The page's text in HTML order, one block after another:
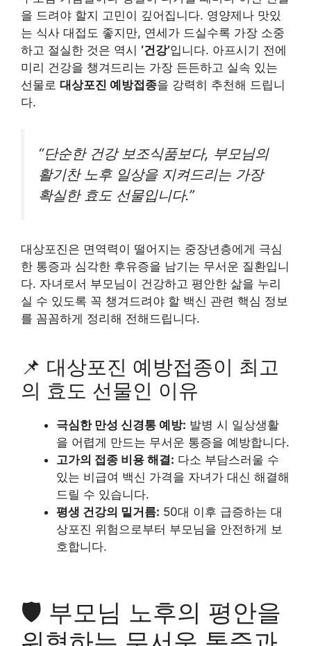
을 드려야 할지 고민이 깊어집니다. 영양제나 맛있
는 식사 대접도 좋지만, 연세가 드실수록 가장 소중
하고 절실한 것은 역시 ‘건강’입니다. 아프시기 전에
미리 건강을 챙겨드리는 가장 든든하고 실속 있는
선물로 대상포진 예방접종을 강력히 추천해 드립니
다.
“단순한 건강 보조식품보다, 부모님의
활기찬 노후 일상을 지켜드리는 가장
확실한 효도 선물입니다.”
대상포진은 면역력이 떨어지는 중장년층에게 극심
한 통증과 심각한 후유증을 남기는 무서운 질환입니
다. 자녀로서 부모님이 건강하고 평안한 삶을 누리
실 수 있도록 꼭 챙겨드려야 할 백신 관련 핵심 정보
를 꼼꼼하게 정리해 전해드립니다.
📌 대상포진 예방접종이 최고
의 효도 선물인 이유
극심한 만성 신경통 예방: 발병 시 일상생활
을 어렵게 만드는 무서운 통증을 예방합니다.
고가의 접종 비용 해결: 다소 부담스러울 수
있는 비급여 백신 가격을 자녀가 대신 해결해
드릴 수 있습니다.
평생 건강의 밑거름: 50대 이후 급증하는 대
상포진 위험으로부터 부모님을 안전하게 보
호합니다.
🛡️ 부모님 노후의 평안을